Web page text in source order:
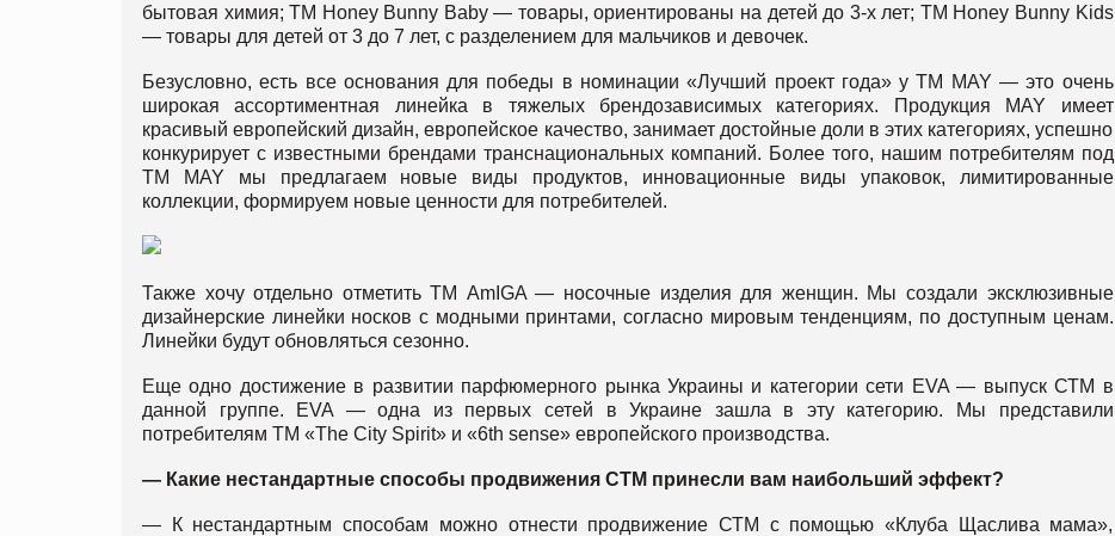
бытовая химия; ТМ Honey Bunny Baby — товары, ориентированы на детей до 3-х лет; ТМ Honey Bunny Kids
— товары для детей от 3 до 7 лет, с разделением для мальчиков и девочек.
Безусловно, есть все основания для победы в номинации «Лучший проект года» у ТМ MAY — это очень
широкая ассортиментная линейка в тяжелых брендозависимых категориях. Продукция MAY имеет
красивый европейский дизайн, европейское качество, занимает достойные доли в этих категориях, успешно
конкурирует с известными брендами транснациональных компаний. Более того, нашим потребителям под
ТМ MAY мы предлагаем новые виды продуктов, инновационные виды упаковок, лимитированные
коллекции, формируем новые ценности для потребителей.
Также хочу отдельно отметить ТМ АmIGA — носочные изделия для женщин. Мы создали эксклюзивные
дизайнерские линейки носков с модными принтами, согласно мировым тенденциям, по доступным ценам.
Линейки будут обновляться сезонно.
Еще одно достижение в развитии парфюмерного рынка Украины и категории сети EVA — выпуск СТМ в
данной группе. EVA — одна из первых сетей в Украине зашла в эту категорию. Мы представили
потребителям ТМ «The City Spirit» и «6th sense» европейского производства.
— Какие нестандартные способы продвижения СТМ принесли вам наибольший эффект?
— К нестандартным способам можно отнести продвижение СТМ с помощью «Клуба Щаслива мама»,